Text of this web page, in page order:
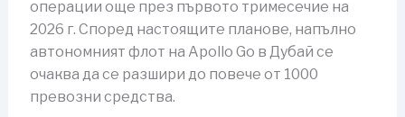
операции още през първото тримесечие на
2026 г. Според настоящите планове, напълно
автономният флот на Apollo Go в Дубай се
очаква да се разшири до повече от 1000
превозни средства.